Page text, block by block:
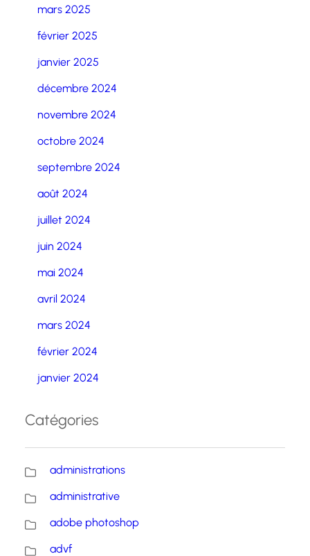
mars 2025
février 2025
janvier 2025
décembre 2024
novembre 2024
octobre 2024
septembre 2024
août 2024
juillet 2024
juin 2024
mai 2024
avril 2024
mars 2024
février 2024
janvier 2024
Catégories
administrations
administrative
adobe photoshop
advf